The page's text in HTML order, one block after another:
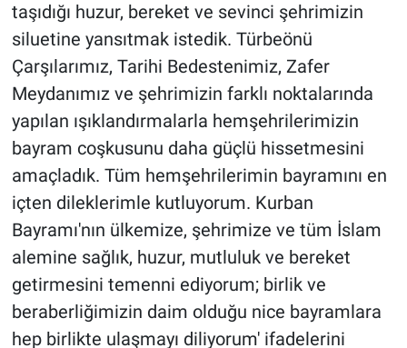
taşıdığı huzur, bereket ve sevinci şehrimizin
siluetine yansıtmak istedik. Türbeönü
Çarşılarımız, Tarihi Bedestenimiz, Zafer
Meydanımız ve şehrimizin farklı noktalarında
yapılan ışıklandırmalarla hemşehrilerimizin
bayram coşkusunu daha güçlü hissetmesini
amaçladık. Tüm hemşehrilerimin bayramını en
içten dileklerimle kutluyorum. Kurban
Bayramı'nın ülkemize, şehrimize ve tüm İslam
alemine sağlık, huzur, mutluluk ve bereket
getirmesini temenni ediyorum; birlik ve
beraberliğimizin daim olduğu nice bayramlara
hep birlikte ulaşmayı diliyorum' ifadelerini